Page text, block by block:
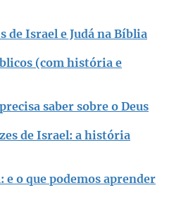
de Israel e Judá na Bíblia
(com história e
saber sobre o Deus
de Israel: a história
e o que podemos aprender